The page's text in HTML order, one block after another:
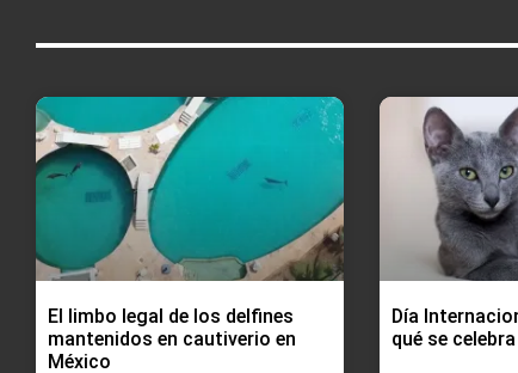
El limbo legal de los delfines
mantenidos en cautiverio en
México
Día
qué se